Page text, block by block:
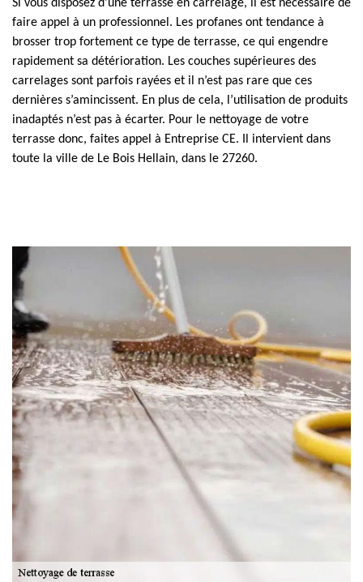
Si vous disposez d’une terrasse en carrelage, il est nécessaire de
faire appel à un professionnel. Les profanes ont tendance à
brosser trop fortement ce type de terrasse, ce qui engendre
rapidement sa détérioration. Les couches supérieures des
carrelages sont parfois rayées et il n’est pas rare que ces
dernières s’amincissent. En plus de cela, l’utilisation de produits
inadaptés n’est pas à écarter. Pour le nettoyage de votre
terrasse donc, faites appel à Entreprise CE. Il intervient dans
toute la ville de Le Bois Hellain, dans le 27260.